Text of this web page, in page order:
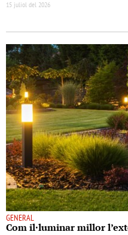
15 juliol del 2026
GENERAL
Com il·luminar millor